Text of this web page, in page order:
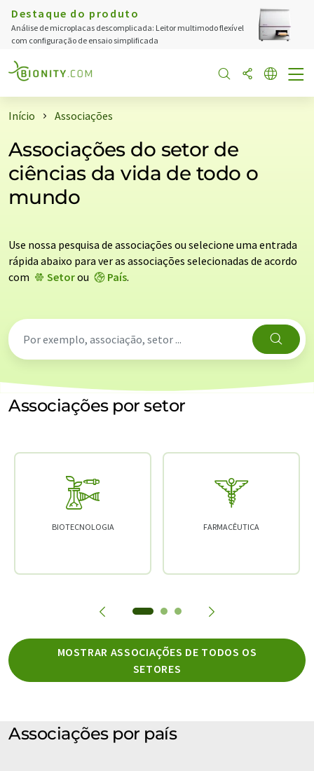
Destaque do produto
Análise de microplacas descomplicada: Leitor multimodo flexível
com configuração de ensaio simplificada
Início Associações
Associações do setor de
ciências da vida de todo o
mundo
Use nossa pesquisa de associações ou selecione uma entrada
rápida abaixo para ver as associações selecionadas de acordo
com
Setorou País.
Associações por setor
BIOTECNOLOGIA FARMACÊUTICA
MOSTRAR ASSOCIAÇÕES DE TODOS OS
SETORES
Associações por país